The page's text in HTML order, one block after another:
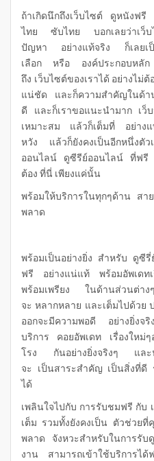
ถ้าเกิดนึกถึงเว็บไซต์ ดูหนังฟ
ไทย ซับไทย บอกเลยว่าเว็
ปัญหา อย่างแท้จริง ก็เลย
เลือก หรือ องค์ประกอบหลั
ถึง เว็บไซต์ของเราได้ อย่างไม่
แน่ชัด และก็ความสำคัญในด้า
ดี และก็เราขอแนะนำมาก เ
เหมาะสม แล้วก็เต็มที่ อย่าง
หวัง แล้วก็ยังคงเป็นอีกหนึ่งตั
ออนไลน์ ดูซีรีย์ออนไลน์ ที่ฟรี
ต้อง ที่นี่ เพียงแค่นั้น
พร้อมให้บริการในทุกๆด้าน ส
พลาด
พร้อมเป็นอย่างยิ่ง สำหรับ ดูซี
ฟรี อย่างแน่แท้ พร้อมอัพเดทเ
พร้อมเพรียง ในด้านส่วนต่าง
จะ หลากหลาย และเต็มไปด้วย
ออกจะมีความพอดี อย่างยิ่งจริ
บริการ คอยอัพเดท เรื่องใหม่
โรง กันอย่างยิ่งจริงๆ และนั
จะ เป็นสาระสำคัญ เป็นสิ่งที่ดี
ได้
เพลินใจไปกับ การรับชมฟรี กับ
เต็ม รวมทั้งยังคงเป็น ตัวช่วย
พลาด จังหวะสำหรับในการรับ
งาน สามารถเข้าใช้บริการได้